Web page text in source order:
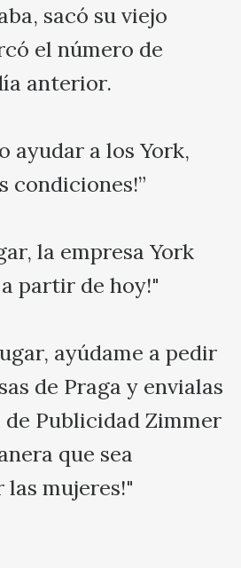
sacó su viejo
el número de
anterior.
ayudar a los York,
condiciones!”
la empresa York
partir de hoy!"
ayúdame a pedir
de Praga y envialas
de Publicidad Zimmer
que sea
mujeres!"